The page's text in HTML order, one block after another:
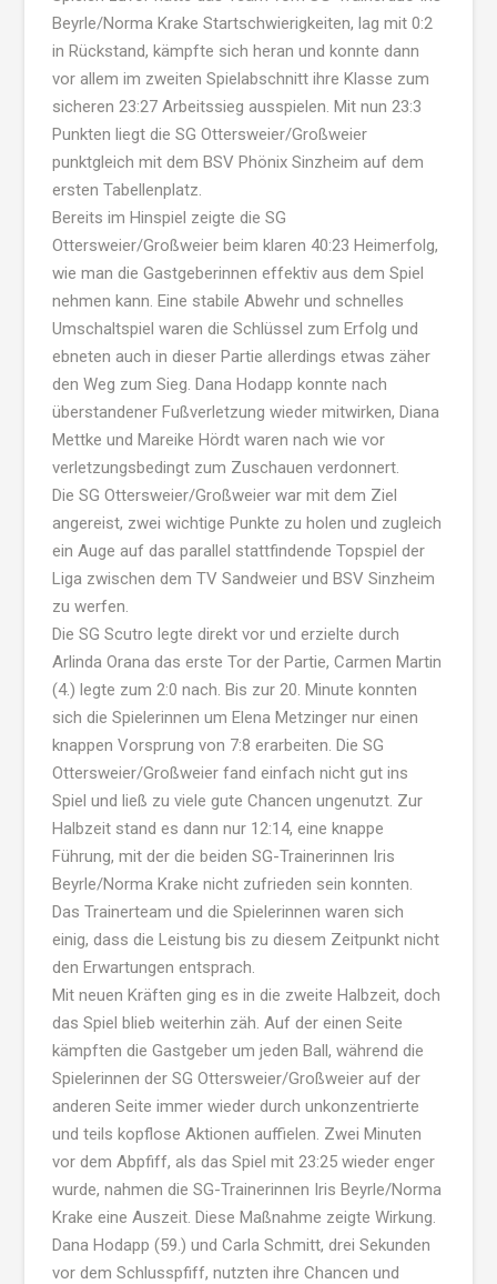
Beyrle/Norma Krake Startschwierigkeiten, lag mit 0:2
in Rückstand, kämpfte sich heran und konnte dann
vor allem im zweiten Spielabschnitt ihre Klasse zum
sicheren 23:27 Arbeitssieg ausspielen. Mit nun 23:3
Punkten liegt die SG Ottersweier/Großweier
punktgleich mit dem BSV Phönix Sinzheim auf dem
ersten Tabellenplatz.
Bereits im Hinspiel zeigte die SG
Ottersweier/Großweier beim klaren 40:23 Heimerfolg,
wie man die Gastgeberinnen effektiv aus dem Spiel
nehmen kann. Eine stabile Abwehr und schnelles
Umschaltspiel waren die Schlüssel zum Erfolg und
ebneten auch in dieser Partie allerdings etwas zäher
den Weg zum Sieg. Dana Hodapp konnte nach
überstandener Fußverletzung wieder mitwirken, Diana
Mettke und Mareike Hördt waren nach wie vor
verletzungsbedingt zum Zuschauen verdonnert.
Die SG Ottersweier/Großweier war mit dem Ziel
angereist, zwei wichtige Punkte zu holen und zugleich
ein Auge auf das parallel stattfindende Topspiel der
Liga zwischen dem TV Sandweier und BSV Sinzheim
zu werfen.
Die SG Scutro legte direkt vor und erzielte durch
Arlinda Orana das erste Tor der Partie, Carmen Martin
(4.) legte zum 2:0 nach. Bis zur 20. Minute konnten
sich die Spielerinnen um Elena Metzinger nur einen
knappen Vorsprung von 7:8 erarbeiten. Die SG
Ottersweier/Großweier fand einfach nicht gut ins
Spiel und ließ zu viele gute Chancen ungenutzt. Zur
Halbzeit stand es dann nur 12:14, eine knappe
Führung, mit der die beiden SG-Trainerinnen Iris
Beyrle/Norma Krake nicht zufrieden sein konnten.
Das Trainerteam und die Spielerinnen waren sich
einig, dass die Leistung bis zu diesem Zeitpunkt nicht
den Erwartungen entsprach.
Mit neuen Kräften ging es in die zweite Halbzeit, doch
das Spiel blieb weiterhin zäh. Auf der einen Seite
kämpften die Gastgeber um jeden Ball, während die
Spielerinnen der SG Ottersweier/Großweier auf der
anderen Seite immer wieder durch unkonzentrierte
und teils kopflose Aktionen auffielen. Zwei Minuten
vor dem Abpfiff, als das Spiel mit 23:25 wieder enger
wurde, nahmen die SG-Trainerinnen Iris Beyrle/Norma
Krake eine Auszeit. Diese Maßnahme zeigte Wirkung.
Dana Hodapp (59.) und Carla Schmitt, drei Sekunden
vor dem Schlusspfiff, nutzten ihre Chancen und